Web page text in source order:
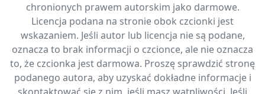
chronionych prawem autorskim jako darmowe.
Licencja podana na stronie obok czcionki jest
wskazaniem. Jeśli autor lub licencja nie są podane,
oznacza to brak informacji o czcionce, ale nie oznacza
to, że czcionka jest darmowa. Proszę sprawdzić stronę
podanego autora, aby uzyskać dokładne informacje i